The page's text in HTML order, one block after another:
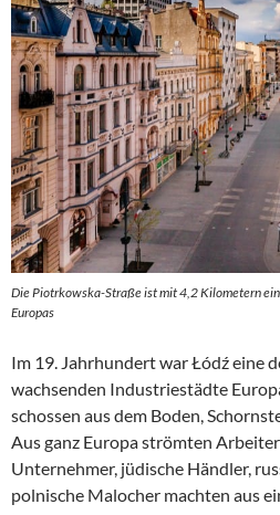
Die Piotrkowska-Straße ist mit 4,2 Kilometern
Europas
Im 19. Jahrhundert war Łódź eine
wachsenden Industriestädte
schossen aus dem Boden,
Aus ganz Europa strömten
Unternehmer, jüdische Händler,
polnische Malocher machten aus